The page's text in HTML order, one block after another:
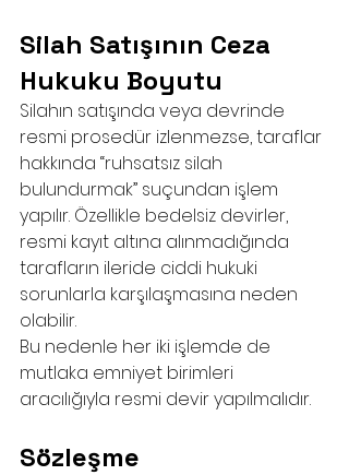
Silah Satışının Ceza
Hukuku Boyutu
Silahın satışında veya devrinde
resmi prosedür izlenmezse, taraflar
hakkında “ruhsatsız silah
bulundurmak” suçundan işlem
yapılır. Özellikle bedelsiz devirler,
resmi kayıt altına alınmadığında
tarafların ileride ciddi hukuki
sorunlarla karşılaşmasına neden
olabilir.
Bu nedenle her iki işlemde de
mutlaka emniyet birimleri
aracılığıyla resmi devir yapılmalıdır.
Sözleşme